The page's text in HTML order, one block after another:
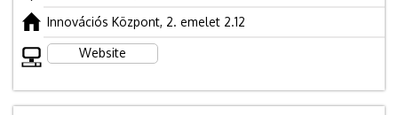
Innovációs Központ, 2. emelet 2.12
Website